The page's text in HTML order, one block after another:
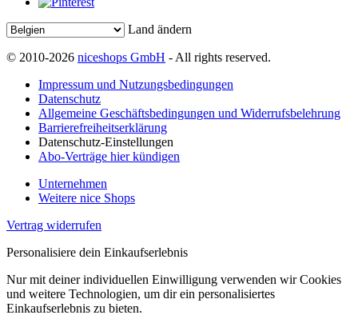
Land ändern
© 2010-2026 niceshops GmbH - All rights reserved.
Impressum und Nutzungsbedingungen
Datenschutz
Allgemeine Geschäftsbedingungen und Widerrufsbelehrung
Barrierefreiheitserklärung
Datenschutz-Einstellungen
Abo-Verträge hier kündigen
Unternehmen
Weitere nice Shops
Vertrag widerrufen
Personalisiere dein Einkaufserlebnis
Nur mit deiner individuellen Einwilligung verwenden wir Cookies
und weitere Technologien, um dir ein personalisiertes
Einkaufserlebnis zu bieten.